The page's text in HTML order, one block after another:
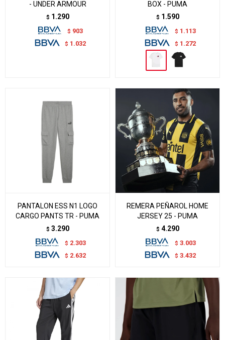
- UNDER ARMOUR
$ 1.290
$ 903
$ 1.032
BOX - PUMA
$ 1.590
$ 1.113
$ 1.272
PANTALON ESS N1 LOGO
CARGO PANTS TR - PUMA
$ 3.290
$ 2.303
$ 2.632
REMERA PEÑAROL HOME
JERSEY 25 - PUMA
$ 4.290
$ 3.003
$ 3.432